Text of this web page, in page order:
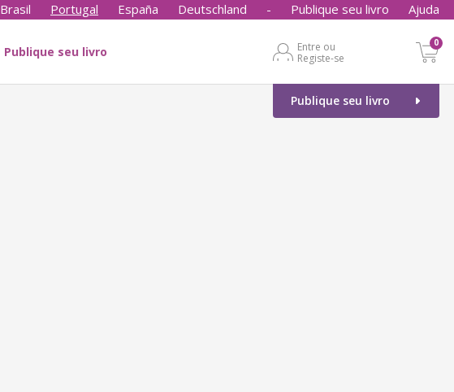
Brasil Portugal España Deutschland - Publique seu livro Ajuda
Publique seu livro
Entre ou
Registe-se
0
Publique seu livro